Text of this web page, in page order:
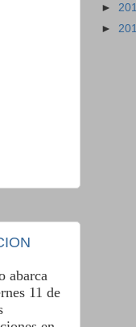
abarca
11 de
►
►